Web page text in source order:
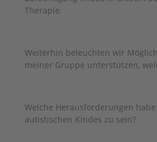
Therapie.
Weiterhin beleuchten wir
meiner Gruppe unterstützen,
Welche Herausforderungen
autistischen Kindes zu sein?